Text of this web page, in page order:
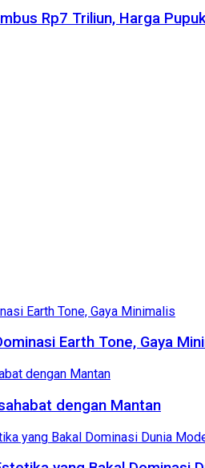
Rp7 Triliun, Harga
Earth Tone, Gaya
dengan Mantan